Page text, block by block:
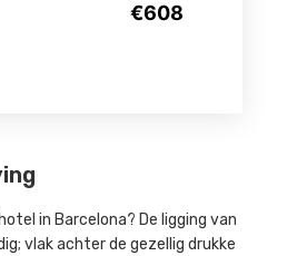
in Barcelona? De ligging van
vlak achter de gezellig drukke
€608